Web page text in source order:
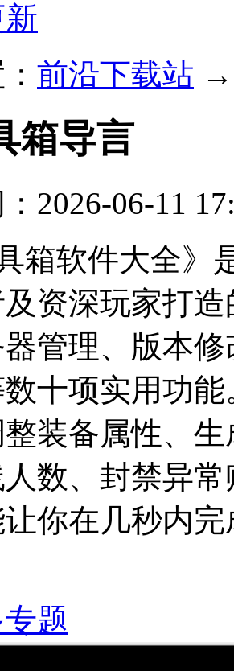
前沿下载站
箱导言
2026-06-11
箱软件大全
资深玩家打
管理、版本
十项实用功
装备属性、
数、封禁异
你在几秒内
题